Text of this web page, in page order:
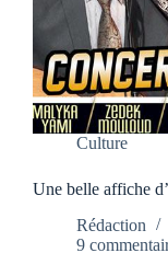
Culture
Une belle affiche
Rédaction
9